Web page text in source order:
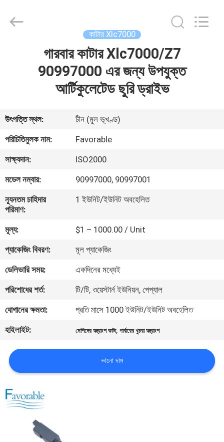
আমাদের
সম্পর্কে
কারখানা
ভ্রমণ
নিয়ন্ত্রণ
যোগাযোগ
করুন
খবর
উদ্ধৃতির
জন্য
আবেদন
EQUIPMENT
CO.,LTD.
কাটার Xlc7000
গারবার কাটার Xlc7000/Z7
90997000 এর জন্য উপযুক্ত
আর্টিকুলেটেড ছুরি ড্রাইভ
উৎপত্তি স্থল:
চীন (মূল ভূখণ্ড)
পরিচিতিমুলক নাম:
Favorable
সাক্ষ্যদান:
ISO2000
মডেল নম্বার:
90997000, 90997001
ন্যূনতম চাহিদার
পরিমাণ:
1 ইউনিট/ইউনিট অবহেলিত
মূল্য:
$1 – 1000.00 / Unit
প্যাকেজিং বিবরণ:
মূল প্যাকেজিং
ডেলিভারি সময়:
একদিনের মধ্যেই
পরিশোধের শর্ত:
টি/টি, ওয়েস্টার্ন ইউনিয়ন, পেপ্যাল
যোগানের ক্ষমতা:
প্রতি মাসে 1000 ইউনিট/ইউনিট অবহেলিত
হাইলাইট:
মেশিনের যন্ত্রাংশ কাটা,গার্বারের খুচরা যন্ত্রাংশ
ভালো দাম